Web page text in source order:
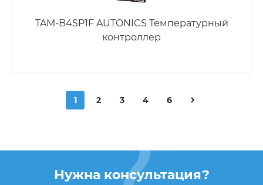
TAM-B4SP1F AUTONICS Температурный
контроллер
1 2 3 4 6
Нужна консультация?